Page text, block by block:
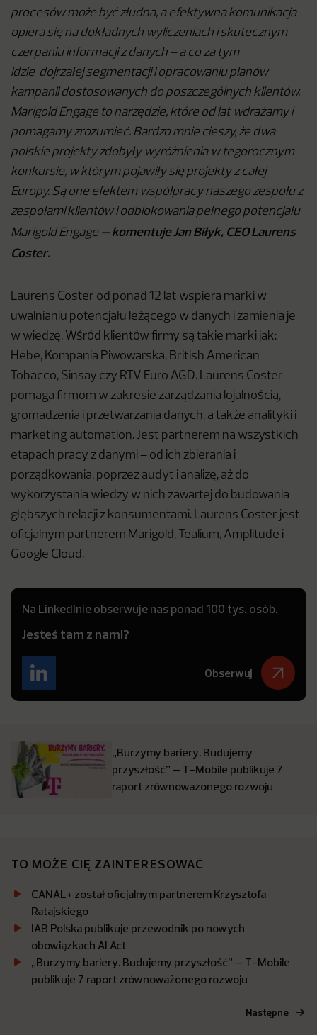
procesów może być złudna, a efektywna komunikacja
opiera się na dokładnych wyliczeniach i skutecznym
czerpaniu informacji z danych – a co za tym
idzie dojrzałej segmentacji i opracowaniu planów
kampanii dostosowanych do poszczególnych klientów.
Marigold Engage to narzędzie, które od lat wdrażamy i
pomagamy zrozumieć. Bardzo mnie cieszy, że dwa
polskie projekty zdobyły wyróżnienia w tegorocznym
konkursie, w którym pojawiły się projekty z całej
Europy. Są one efektem współpracy naszego zespołu z
zespołami klientów i odblokowania pełnego potencjału
Marigold Engage – komentuje Jan Biłyk, CEO Laurens
Coster.
Laurens Coster od ponad 12 lat wspiera marki w
uwalnianiu potencjału leżącego w danych i zamienia je
w wiedzę. Wśród klientów firmy są takie marki jak:
Hebe, Kompania Piwowarska, British American
Tobacco, Sinsay czy RTV Euro AGD. Laurens Coster
pomaga firmom w zakresie zarządzania lojalnością,
gromadzenia i przetwarzania danych, a także analityki i
marketing automation. Jest partnerem na wszystkich
etapach pracy z danymi – od ich zbierania i
porządkowania, poprzez audyt i analizę, aż do
wykorzystania wiedzy w nich zawartej do budowania
głębszych relacji z konsumentami. Laurens Coster jest
oficjalnym partnerem Marigold, Tealium, Amplitude i
Google Cloud.
Na LinkedInie obserwuje nas ponad 100 tys. osób.
Jesteś tam z nami?
Obserwuj
„Burzymy bariery. Budujemy
przyszłość” – T-Mobile publikuje 7
raport zrównoważonego rozwoju
TO MOŻE CIĘ ZAINTERESOWAĆ
CANAL+ został oficjalnym partnerem Krzysztofa
Ratajskiego
IAB Polska publikuje przewodnik po nowych
obowiązkach AI Act
„Burzymy bariery. Budujemy przyszłość” – T-Mobile
publikuje 7 raport zrównoważonego rozwoju
Następne